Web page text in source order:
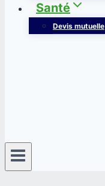
Santé
Devis mutuelle